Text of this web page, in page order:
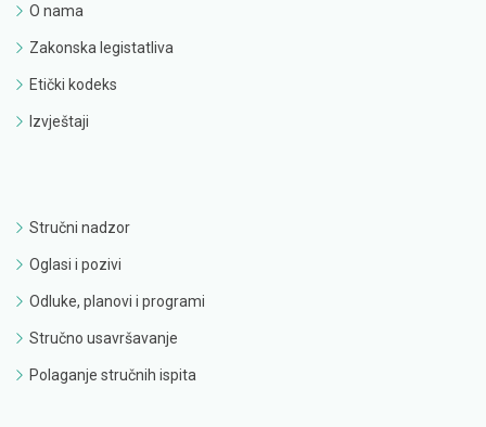
O nama
Zakonska legistatliva
Etički kodeks
Izvještaji
Stručni nadzor
Oglasi i pozivi
Odluke, planovi i programi
Stručno usavršavanje
Polaganje stručnih ispita